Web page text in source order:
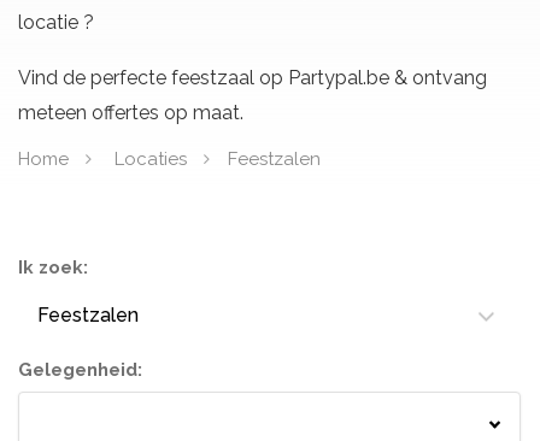
locatie ?
Vind de perfecte feestzaal op Partypal.be & ontvang
meteen offertes op maat.
Home Locaties Feestzalen
Ik zoek:
Feestzalen
Gelegenheid: